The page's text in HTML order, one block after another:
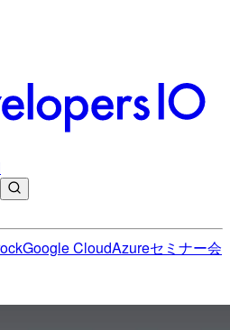
Google CloudAzureセミナー会